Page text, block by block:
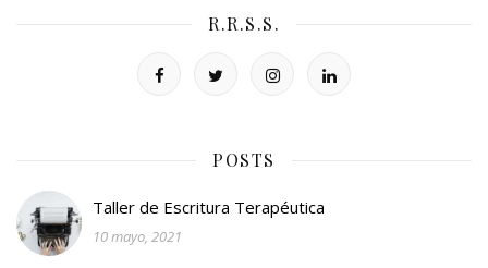
R.R.S.S.
POSTS
Taller de Escritura Terapéutica
10 mayo, 2021